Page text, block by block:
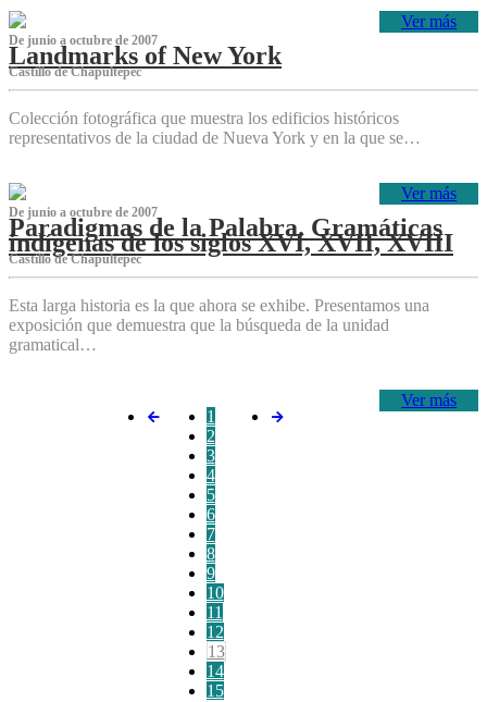
Ver más
De junio a octubre de 2007
Landmarks of New York
Castillo de Chapultepec
Colección fotográfica que muestra los edificios históricos
representativos de la ciudad de Nueva York y en la que se…
Ver más
De junio a octubre de 2007
Paradigmas de la Palabra. Gramáticas
indígenas de los siglos XVI, XVII, XVIII
Castillo de Chapultepec
Esta larga historia es la que ahora se exhibe. Presentamos una
exposición que demuestra que la búsqueda de la unidad
gramatical…
Ver más
1
2
3
4
5
6
7
8
9
10
11
12
13
14
15